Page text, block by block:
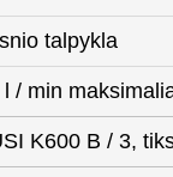
talpykla
/ min
K600 B / 3,